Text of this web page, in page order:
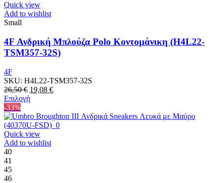
Quick view
Add to wishlist
Small
4F Ανδρική Μπλούζα Polo Κοντομάνικη (H4L22-
TSM357-32S)
4F
SKU: H4L22-TSM357-32S
26,50€ Original
price
26,50 €.
19,08 €Η
είναι:
19,08 €.
ΕπιλογήΑυτό
προϊόν
έχει
πολλαπλές
παραλλαγές.
-33%
Quick view
Add to wishlist
40
41
45
46